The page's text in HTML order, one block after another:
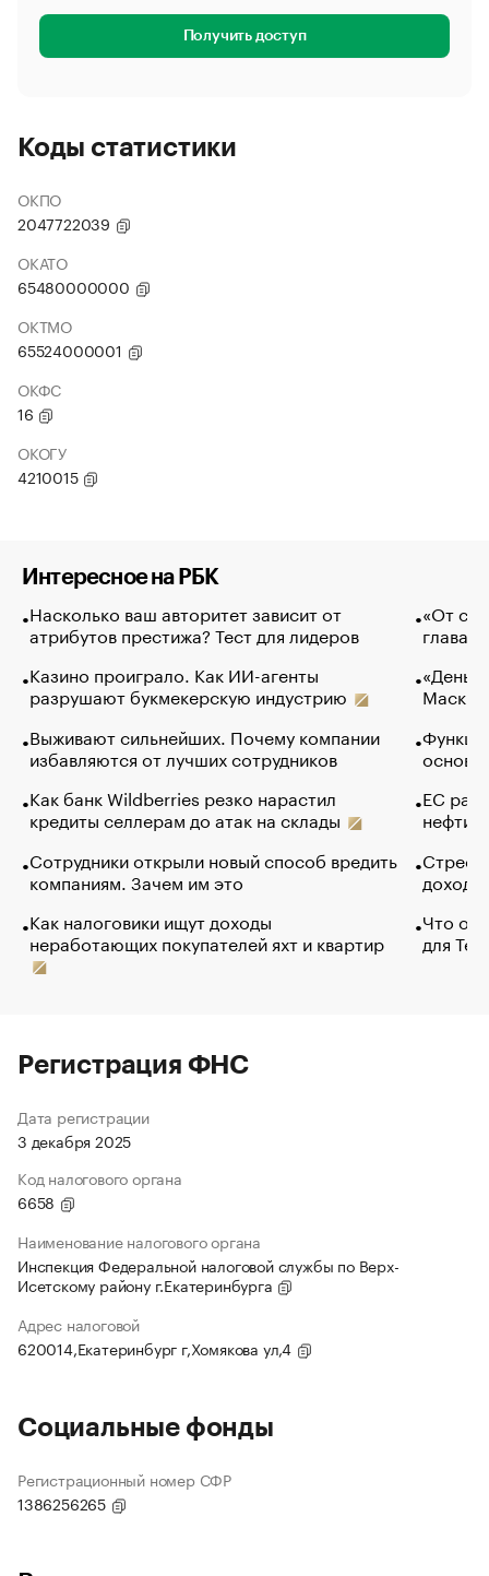
Получить доступ
Коды статистики
ОКПО
2047722039
ОКАТО
65480000000
ОКТМО
65524000001
ОКФС
16
ОКОГУ
4210015
Интересное на РБК
Насколько ваш авторитет зависит от
атрибутов престижа? Тест для лидеров
Казино проиграло. Как ИИ-агенты
разрушают букмекерскую индустрию
Выживают сильнейших. Почему компании
избавляются от лучших сотрудников
Как банк Wildberries резко нарастил
кредиты селлерам до атак на склады
Сотрудники открыли новый способ вредить
компаниям. Зачем им это
Как налоговики ищут доходы
неработающих покупателей яхт и квартир
«От
глава
Маск в
основ
ЕС
нефти
Что
для
Регистрация ФНС
Дата регистрации
3 декабря 2025
Код налогового органа
6658
Наименование налогового органа
Инспекция Федеральной налоговой службы по Верх-
Исетскому району г.Екатеринбурга
Адрес налоговой
620014,Екатеринбург г,Хомякова ул,4
Социальные фонды
Регистрационный номер СФР
1386256265